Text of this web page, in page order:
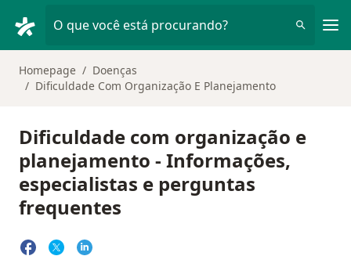
O que você está procurando?
Homepage
Doenças
Dificuldade Com Organização E Planejamento
Dificuldade com organização e
planejamento - Informações,
especialistas e perguntas
frequentes